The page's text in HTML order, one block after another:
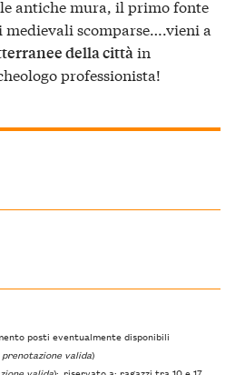
antiche mura, il primo fonte
scomparse….vieni a
della cittàin
professionista!
posti eventualmente disponibili
valida)